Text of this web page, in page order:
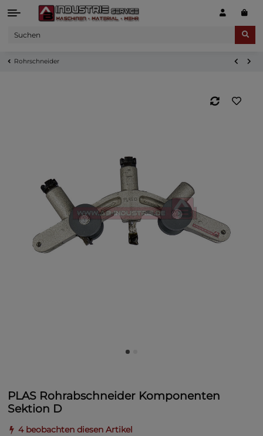
Rohrschneider
PLAS Rohrabschneider Komponenten
Sektion D
4 beobachten diesen Artikel